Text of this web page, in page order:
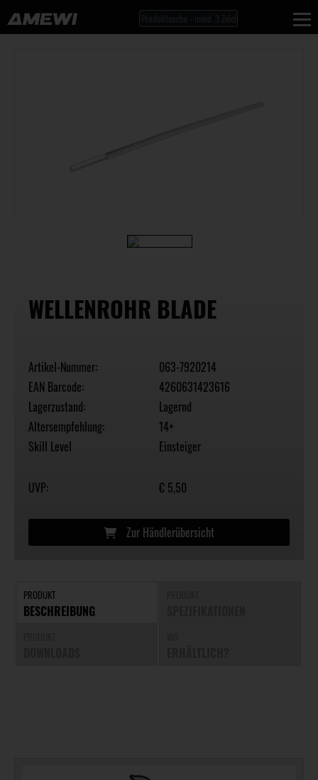
WELLENROHR BLADE
Artikel-Nummer:
063-7920214
EAN Barcode:
4260631423616
Lagerzustand:
Lagernd
Altersempfehlung:
14+
Skill Level
Einsteiger
UVP: € 5,50
Zur Händlerübersicht
PRODUKT
BESCHREIBUNG